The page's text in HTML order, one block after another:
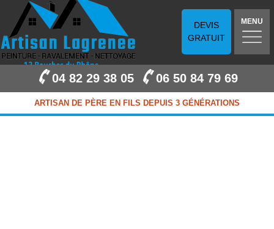
DEVIS
GRATUIT
MENU
04 82 29 38 05 06 50 84 79 69
ARTISAN DE PÈRE EN FILS DEPUIS 3 GÉNÉRATIONS